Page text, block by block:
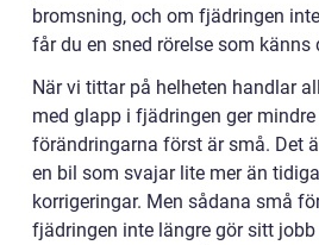
bromsning, och om fjädringen
får du en sned rörelse som känns
När vi tittar på helheten handlar
med glapp i fjädringen ger
förändringarna först är små. Det
en bil som svajar lite mer än
korrigeringar. Men sådana små
fjädringen inte längre gör sitt